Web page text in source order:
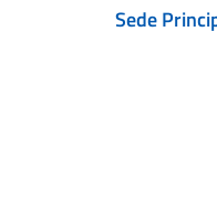
Sede